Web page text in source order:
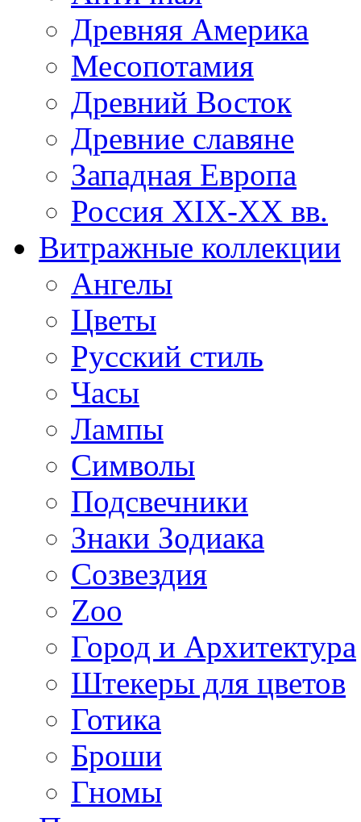
Древняя Америка
Месопотамия
Древний Восток
Древние славяне
Западная Европа
Россия XIX-XX вв.
Витражные коллекции
Ангелы
Цветы
Русский стиль
Часы
Лампы
Символы
Подсвечники
Знаки Зодиака
Созвездия
Zoo
Город и Архитектура
Штекеры для цветов
Готика
Броши
Гномы